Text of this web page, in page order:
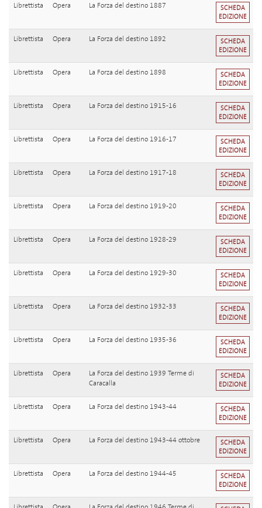
Librettista Opera La Forza del destino 1887
SCHEDA
EDIZIONE
Librettista Opera La Forza del destino 1892
SCHEDA
EDIZIONE
Librettista Opera La Forza del destino 1898
SCHEDA
EDIZIONE
Librettista Opera La Forza del destino 1915-16
SCHEDA
EDIZIONE
Librettista Opera La Forza del destino 1916-17
SCHEDA
EDIZIONE
Librettista Opera La Forza del destino 1917-18
SCHEDA
EDIZIONE
Librettista Opera La Forza del destino 1919-20
SCHEDA
EDIZIONE
Librettista Opera La Forza del destino 1928-29
SCHEDA
EDIZIONE
Librettista Opera La Forza del destino 1929-30
SCHEDA
EDIZIONE
Librettista Opera La Forza del destino 1932-33
SCHEDA
EDIZIONE
Librettista Opera La Forza del destino 1935-36
SCHEDA
EDIZIONE
Librettista Opera
La Forza del destino 1939 Terme di
Caracalla
SCHEDA
EDIZIONE
Librettista Opera La Forza del destino 1943-44
SCHEDA
EDIZIONE
Librettista Opera La Forza del destino 1943-44 ottobre
SCHEDA
EDIZIONE
Librettista Opera La Forza del destino 1944-45
SCHEDA
EDIZIONE